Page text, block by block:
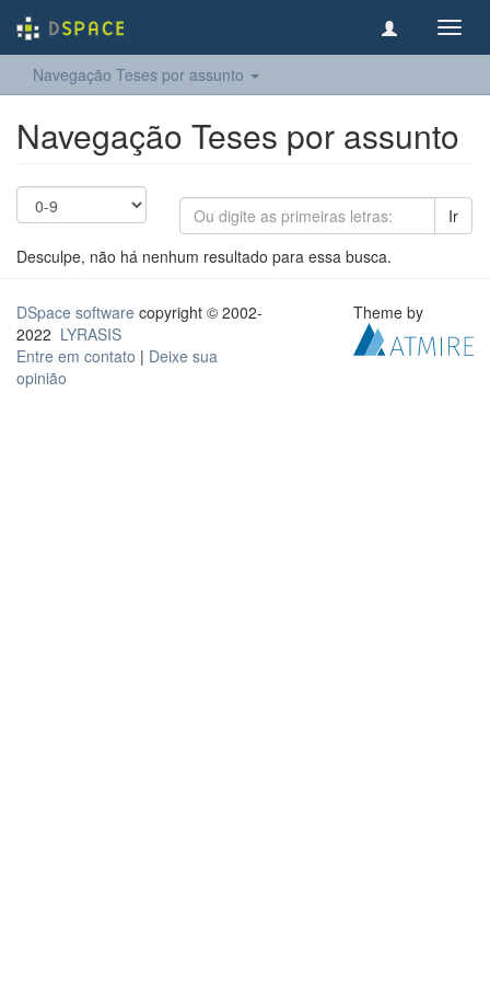
Navegação Teses por assunto
Navegação Teses por assunto
Ir
Desculpe, não há nenhum resultado para essa busca.
DSpace software copyright © 2002-
2022 LYRASIS
Entre em contato | Deixe sua
opinião
Theme by